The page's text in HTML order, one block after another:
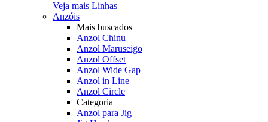
Veja mais Linhas
Anzóis
Mais buscados
Anzol Chinu
Anzol Maruseigo
Anzol Offset
Anzol Wide Gap
Anzol in Line
Anzol Circle
Categoria
Anzol para Jig